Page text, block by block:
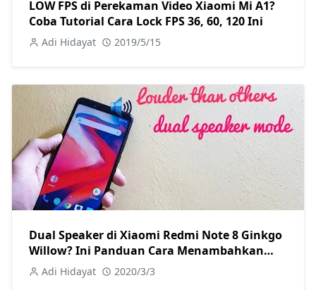
LOW FPS di Perekaman Video Xiaomi Mi A1?
Coba Tutorial Cara Lock FPS 36, 60, 120 Ini
Adi Hidayat 2019/5/15
Dual Speaker di Xiaomi Redmi Note 8 Ginkgo
Willow? Ini Panduan Cara Menambahkan
Fiturnya
Adi Hidayat 2020/3/3